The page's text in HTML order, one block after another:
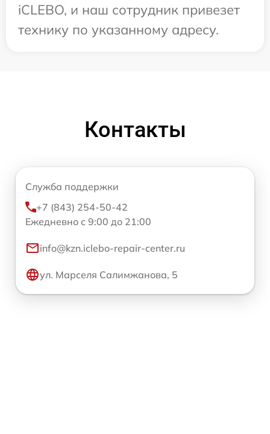
iCLEBO, и наш сотрудник привезет
технику по указанному адресу.
Контакты
Служба поддержки
+7 (843) 254-50-42
Ежедневно с 9:00 до 21:00
info@kzn.iclebo-repair-center.ru
ул. Марселя Салимжанова, 5